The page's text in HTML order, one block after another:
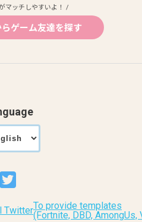
マッチしやすいよ！ /
ゲーム友達を探す
TwitterTo provide templates
(Fortnite, DBD, AmongUs,